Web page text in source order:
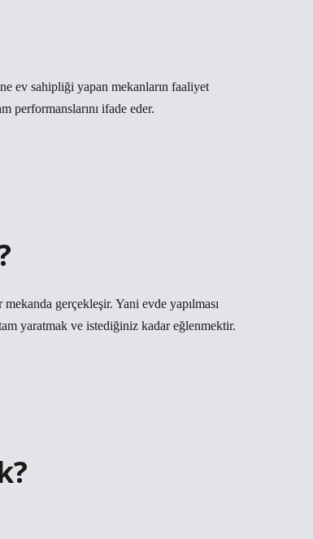
ev sahipliği yapan mekanların faaliyet
performanslarını ifade eder.
gerçekleşir. Yani evde yapılması
yaratmak ve istediğiniz kadar eğlenmektir.